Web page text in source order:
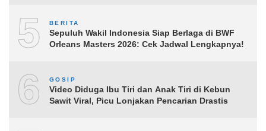
5 BERITA
Sepuluh Wakil Indonesia Siap Berlaga di BWF
Orleans Masters 2026: Cek Jadwal Lengkapnya!
6 GOSIP
Video Diduga Ibu Tiri dan Anak Tiri di Kebun
Sawit Viral, Picu Lonjakan Pencarian Drastis